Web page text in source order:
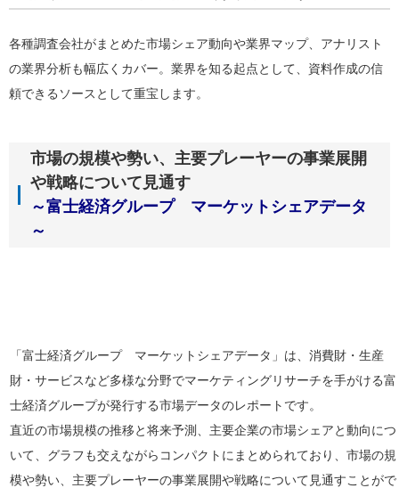
各種調査会社がまとめた市場シェア動向や業界マップ、アナリスト
の業界分析も幅広くカバー。業界を知る起点として、資料作成の信
頼できるソースとして重宝します。
市場の規模や勢い、主要プレーヤーの事業展開
や戦略について見通す
～富士経済グループ マーケットシェアデータ
～
「富士経済グループ マーケットシェアデータ」は、消費財・生産
財・サービスなど多様な分野でマーケティングリサーチを手がける富
士経済グループが発行する市場データのレポートです。
直近の市場規模の推移と将来予測、主要企業の市場シェアと動向につ
いて、グラフも交えながらコンパクトにまとめられており、市場の規
模や勢い、主要プレーヤーの事業展開や戦略について見通すことがで